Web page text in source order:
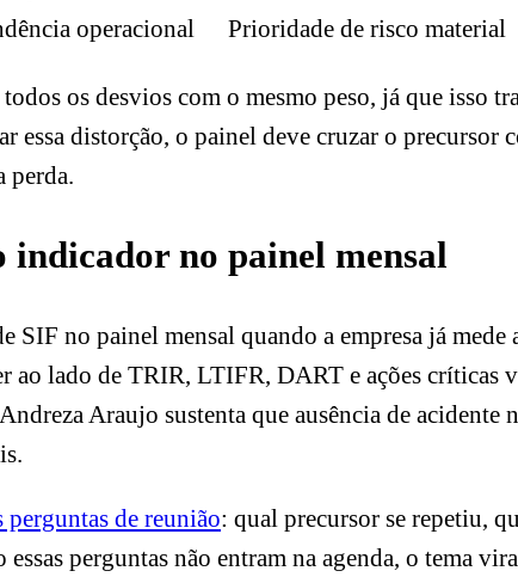
operacional Prioridade de risco material
os desvios com o mesmo peso, já que isso
essa distorção, o painel deve cruzar o precursor
perda.
indicador no painel mensal
SIF no painel mensal quando a empresa já
ao lado de TRIR, LTIFR, DART e ações críticas
Araujo sustenta que ausência de acidente
perguntas de reunião: qual precursor se repetiu,
perguntas não entram na agenda, o tema